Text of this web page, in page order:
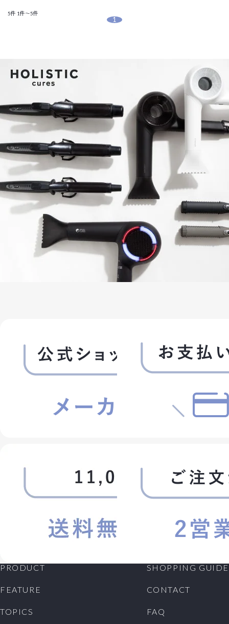
5件 1件～5件
1
PRODUCT
FEATURE
TOPICS
SHOPPING GUIDE
CONTACT
FAQ